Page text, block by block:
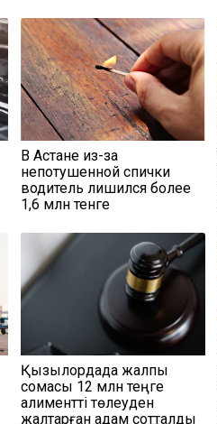
В Астане из-за
непотушенной спички
водитель лишился более
1,6 млн тенге
Қызылордада жалпы
сомасы 12 млн теңге
алиментті төлеуден
жалтарған адам сотталды